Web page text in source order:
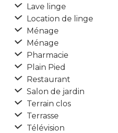
Lave linge
Location de linge
Ménage
Ménage
Pharmacie
Plain Pied
Restaurant
Salon de jardin
Terrain clos
Terrasse
Télévision